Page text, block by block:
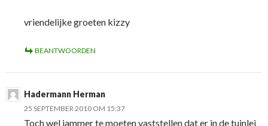
vriendelijke groeten kizzy
BEANTWOORDEN
Hadermann Herman
25 SEPTEMBER 2010 OM 15:37
Toch wel jammer te moeten vaststellen dat er in de tuinlei